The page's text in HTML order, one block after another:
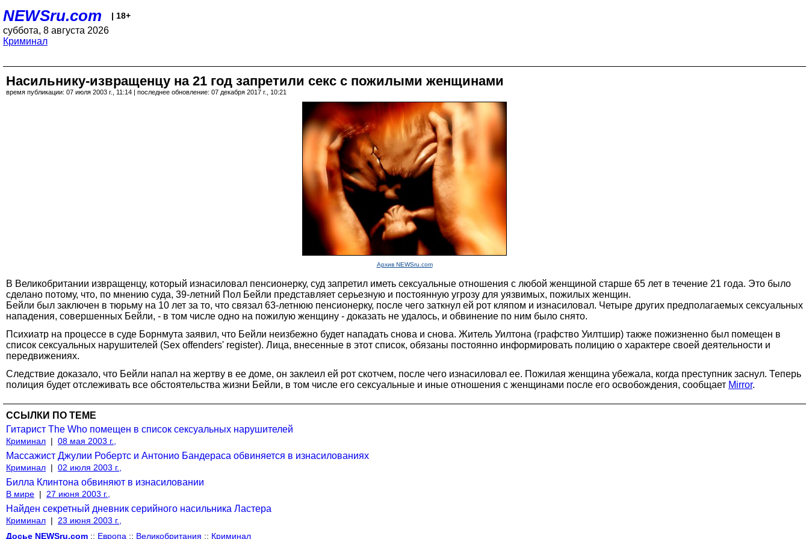
NEWSru.com | 18+
суббота, 8 августа 2026
Криминал
Насильнику-извращенцу на 21 год запретили секс с пожилыми женщинами
время публикации: 07 июля 2003 г., 11:14 | последнее обновление: 07 декабря 2017 г., 10:21
Архив NEWSru.com
В Великобритании извращенцу, который изнасиловал пенсионерку, суд запретил иметь сексуальные отношения с любой женщиной старше 65 лет в течение 21 года. Это было
сделано потому, что, по мнению суда, 39-летний Пол Бейли представляет серьезную и постоянную угрозу для уязвимых, пожилых женщин.
Бейли был заключен в тюрьму на 10 лет за то, что связал 63-летнюю пенсионерку, после чего заткнул ей рот кляпом и изнасиловал. Четыре других предполагаемых сексуальных
нападения, совершенных Бейли, - в том числе одно на пожилую женщину - доказать не удалось, и обвинение по ним было снято.
Психиатр на процессе в суде Борнмута заявил, что Бейли неизбежно будет нападать снова и снова. Житель Уилтона (графство Уилтшир) также пожизненно был помещен в
список сексуальных нарушителей (Sex offenders' register). Лица, внесенные в этот список, обязаны постоянно информировать полицию о характере своей деятельности и
передвижениях.
Следствие доказало, что Бейли напал на жертву в ее доме, он заклеил ей рот скотчем, после чего изнасиловал ее. Пожилая женщина убежала, когда преступник заснул. Теперь
полиция будет отслеживать все обстоятельства жизни Бейли, в том числе его сексуальные и иные отношения с женщинами после его освобождения, сообщает Mirror.
ССЫЛКИ ПО ТЕМЕ
Гитарист The Who помещен в список сексуальных нарушителей
Криминал | 08 мая 2003 г.,
Массажист Джулии Робертс и Антонио Бандераса обвиняется в изнасилованиях
Криминал | 02 июля 2003 г.,
Билла Клинтона обвиняют в изнасиловании
В мире | 27 июня 2003 г.,
Найден секретный дневник серийного насильника Ластера
Криминал |
23 июня 2003 г.,
Досье NEWSru.com :: Европа :: Великобритания :: Криминал